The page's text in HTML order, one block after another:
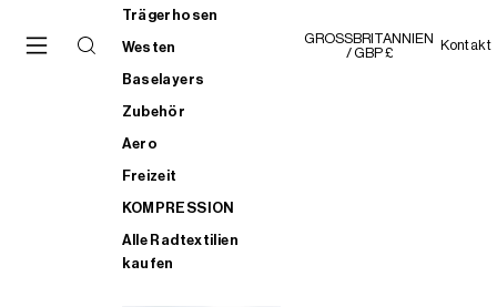
Trägerhosen
Westen
Baselayers
Zubehör
Aero
Freizeit
KOMPRESSION
Alle Radtextilien
kaufen
GROSSBRITANNIEN
/ GBP £
Kontakt